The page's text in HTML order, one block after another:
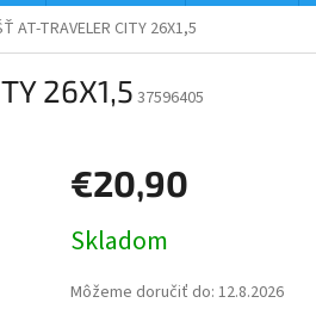
AT-TRAVELER CITY 26X1,5
26X1,537596405
€20,90
cena:
Skladom
Môžeme doručiť do: 12.8.2026